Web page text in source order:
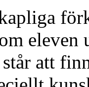
eleven
att